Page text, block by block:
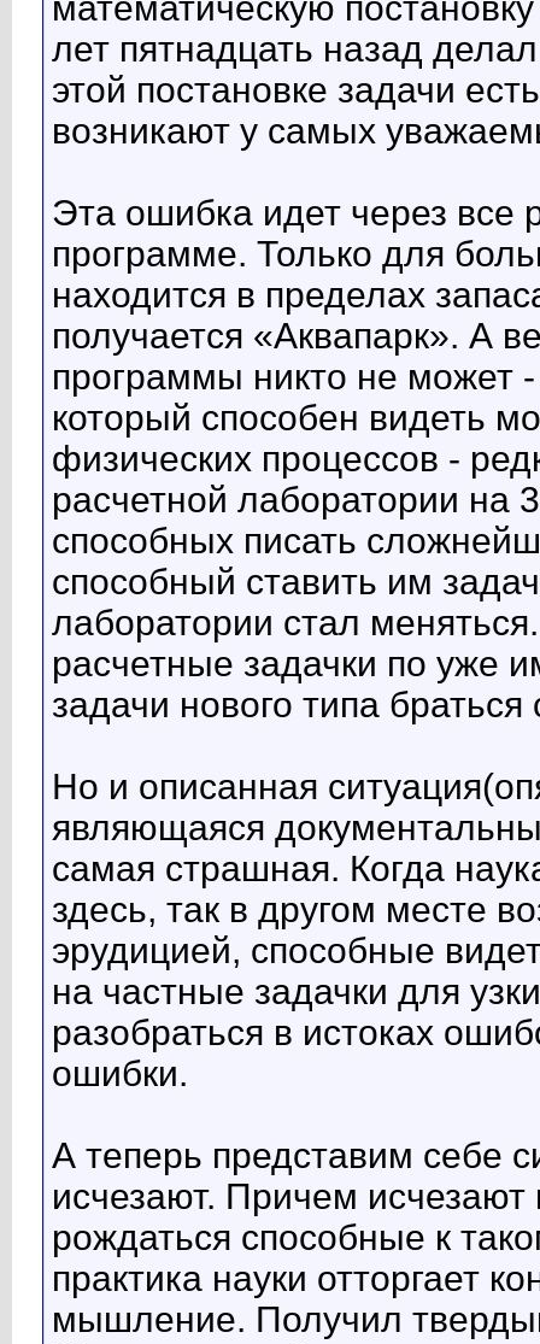
математическую
лет пятнадцать назад
этой постановке задачи
возникают у самых
Эта ошибка идет через все
программе. Только для
находится в пределах
получается «Аквапарк». А
программы никто не может
который способен видеть
физических процессов -
расчетной лаборатории на
способных писать
способный ставить им
лаборатории стал
расчетные задачки по уже
задачи нового типа
Но и описанная
являющаяся
самая страшная. Когда
здесь, так в другом месте
эрудицией, способные
на частные задачки для
разобраться в истоках
ошибки.
А теперь представим себе
исчезают. Причем исчезают
рождаться способные к
практика науки отторгает
мышление. Получил